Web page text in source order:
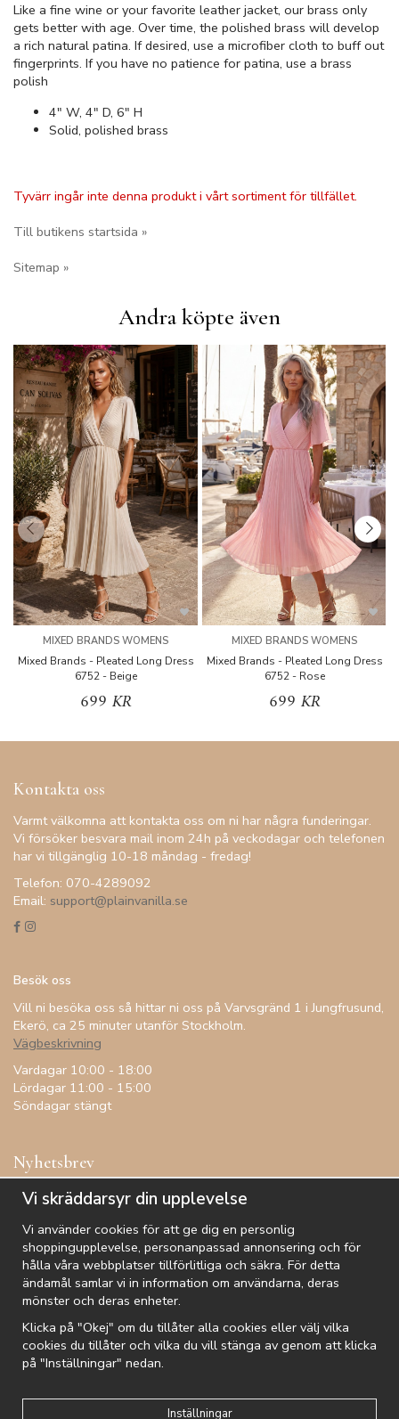
Like a fine wine or your favorite leather jacket, our brass only
gets better with age. Over time, the polished brass will develop
a rich natural patina. If desired, use a microfiber cloth to buff out
fingerprints. If you have no patience for patina, use a brass
polish
4″ W, 4″ D, 6″ H
Solid, polished brass
Tyvärr ingår inte denna produkt i vårt sortiment för tillfället.
Till butikens startsida »
Sitemap »
Andra köpte även
MIXED BRANDS WOMENS
Mixed Brands - Pleated Long Dress
6752 - Beige
699 KR
MIXED BRANDS WOMENS
Mixed Brands - Pleated Long Dress
6752 - Rose
699 KR
Kontakta oss
Varmt välkomna att kontakta oss om ni har några funderingar.
Vi försöker besvara mail inom 24h på veckodagar och telefonen
har vi tillgänglig 10-18 måndag - fredag!
Telefon: 070-4289092
Email: support@plainvanilla.se
Besök oss
Vill ni besöka oss så hittar ni oss på Varvsgränd 1 i Jungfrusund,
Ekerö, ca 25 minuter utanför Stockholm.
Vägbeskrivning
Vardagar 10:00 - 18:00
Lördagar 11:00 - 15:00
Söndagar stängt
Nyhetsbrev
Få inspiration, förtur till kampanjer, specialerbjudanden och
De uppgifter du matar in kommer endast användas till våra nyhetsbrev.
Logga in
Om cookies Integritetspolicy
Vi skräddarsyr din upplevelse
Vi använder cookies för att ge dig en personlig
shoppingupplevelse, personanpassad annonsering och för
hålla våra webbplatser tillförlitliga och säkra. För detta
ändamål samlar vi in information om användarna, deras
mönster och deras enheter.
Klicka på "Okej" om du tillåter alla cookies eller välj vilka
cookies du tillåter och vilka du vill stänga av genom att klicka
på "Inställningar" nedan.
Inställningar